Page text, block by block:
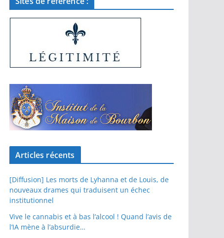
Articles récents
[Diffusion] Les morts de Lyhanna et de Louis, de
nouveaux drames qui traduisent un échec
institutionnel
Vive le cannabis et à bas l’alcool ! Quand l’avis de
l’IA mène à l’absurdie…